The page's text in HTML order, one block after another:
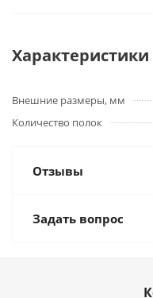
Характеристики
Внешние размеры, мм
Количество полок
Отзывы
Задать вопрос